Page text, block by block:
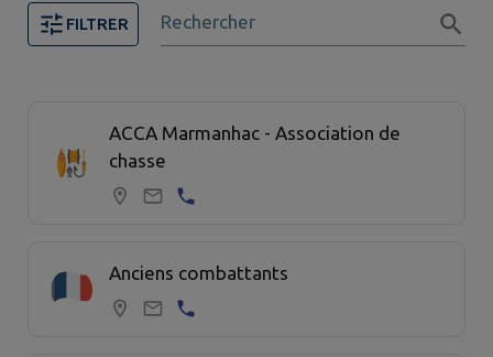
FILTRER Rechercher
ACCA Marmanhac - Association de
chasse
Anciens combattants